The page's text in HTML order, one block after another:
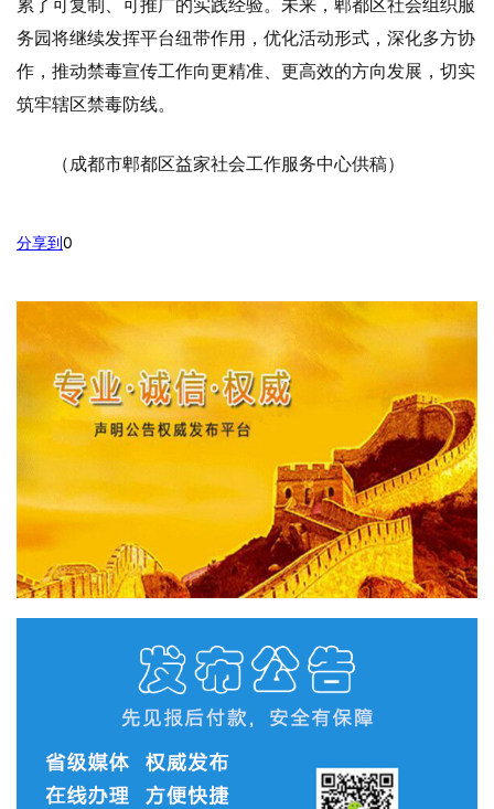
务园将继续发挥平台纽带作用，优化活动形式，深化多方协
作，推动禁毒宣传工作向更精准、更高效的方向发展，切实
筑牢辖区禁毒防线。
（成都市郫都区益家社会工作服务中心供稿）
分享到0